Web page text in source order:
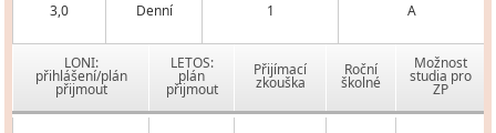
3,0 Denní 1 A
LONI:
přihlášení/plán
přijmout
LETOS:
plán
přijmout
Přijímací
zkouška
Roční
školné
Možnost
studia pro
ZP